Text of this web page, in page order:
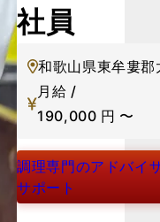
社員
和歌山県東牟婁
月給 /
190,000 円 〜
調理専門のアドバイ
サポート